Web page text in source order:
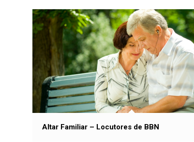
Altar Familiar – Locutores de BBN